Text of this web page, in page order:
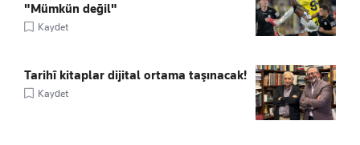
"Mümkün değil"
Kaydet
Tarihî kitaplar dijital ortama taşınacak!
Kaydet